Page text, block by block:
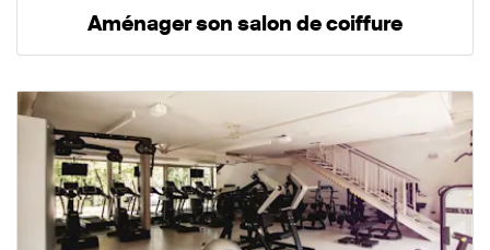
Aménager son salon de coiffure